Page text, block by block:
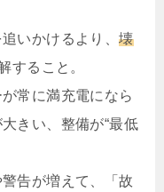
いかけるより、壊
すること。
常に満充電になら
きい、整備が“最低
告が増えて、「故